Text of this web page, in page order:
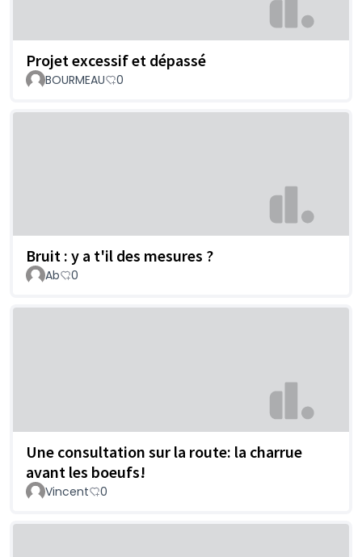
Projet excessif et dépassé
BOURMEAU 0
Bruit : y a t'il des mesures ?
Ab 0
Une consultation sur la route: la charrue
avant les boeufs!
Vincent 0